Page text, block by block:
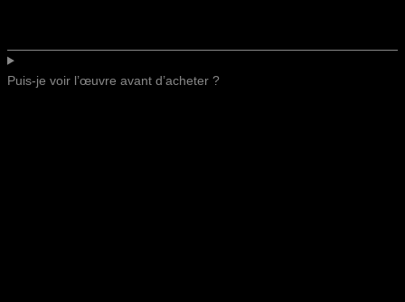
Puis-je voir l’œuvre avant d’acheter ?